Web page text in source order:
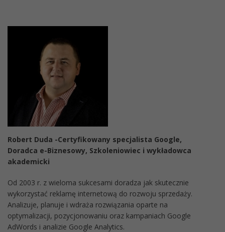
Robert Duda -Certyfikowany specjalista Google,
Doradca e-Biznesowy, Szkoleniowiec i wykładowca
akademicki
Od 2003 r. z wieloma sukcesami doradza jak skutecznie
wykorzystać reklamę internetową do rozwoju sprzedaży.
Analizuje, planuje i wdraża rozwiązania oparte na
optymalizacji, pozycjonowaniu oraz kampaniach Google
AdWords i analizie Google Analytics.